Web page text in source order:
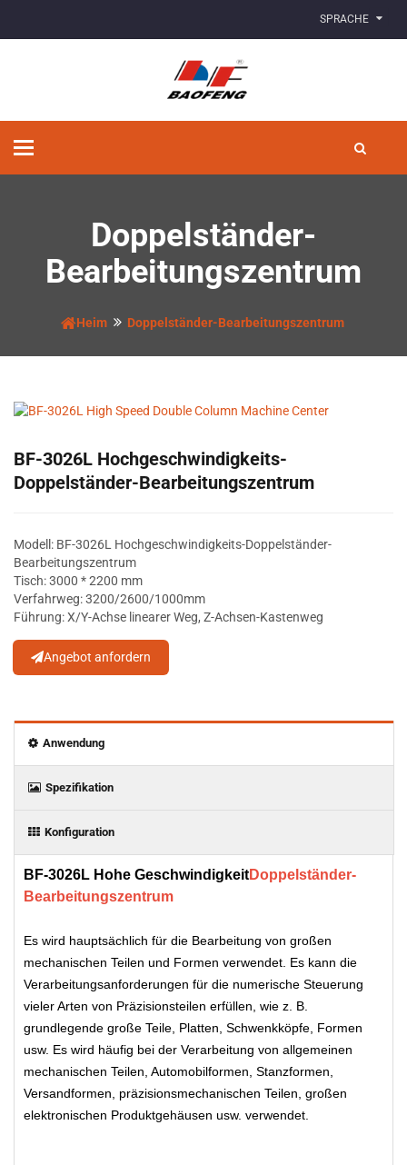
SPRACHE
Navigation
Doppelständer-
Bearbeitungszentrum
Heim Doppelständer-Bearbeitungszentrum
BF-3026L Hochgeschwindigkeits-
Doppelständer-Bearbeitungszentrum
Modell: BF-3026L Hochgeschwindigkeits-Doppelständer-
Bearbeitungszentrum
Tisch: 3000 * 2200 mm
Verfahrweg: 3200/2600/1000mm
Führung: X/Y-Achse linearer Weg, Z-Achsen-Kastenweg
Angebot anfordern
Anwendung
Spezifikation
Konfiguration
BF-3026L Hohe GeschwindigkeitDoppelständer-
Bearbeitungszentrum
Es wird hauptsächlich für die Bearbeitung von großen
mechanischen Teilen und Formen verwendet. Es kann die
Verarbeitungsanforderungen für die numerische Steuerung
vieler Arten von Präzisionsteilen erfüllen, wie z. B.
grundlegende große Teile, Platten, Schwenkköpfe, Formen
usw. Es wird häufig bei der Verarbeitung von allgemeinen
mechanischen Teilen, Automobilformen, Stanzformen,
Versandformen, präzisionsmechanischen Teilen, großen
elektronischen Produktgehäusen usw. verwendet.